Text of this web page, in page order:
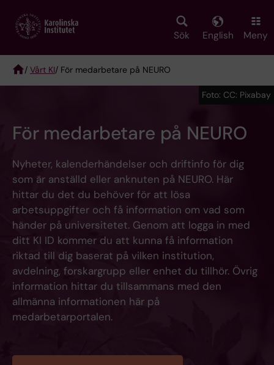
main
Sök English Meny
Breadcrumb
/ Vårt KI/ För medarbetare på NEURO
För medarbetare på NEURO
Nyheter, kalenderhändelser och driftinfo för dig
som är anställd eller anknuten på NEURO. Här
hittar du det du behöver för att lösa
arbetsuppgifter och få information om vad som
händer på universitetet. Genom att logga in med
ditt KI ID kommer du att kunna få information
riktad till dig baserat på vilken institution,
avdelning, forskargrupp eller enhet du tillhör. Övrig
information hittar du tillsammans med den
allmänna informationen här på
medarbetarportalen.
Foto: CC: Pixabay